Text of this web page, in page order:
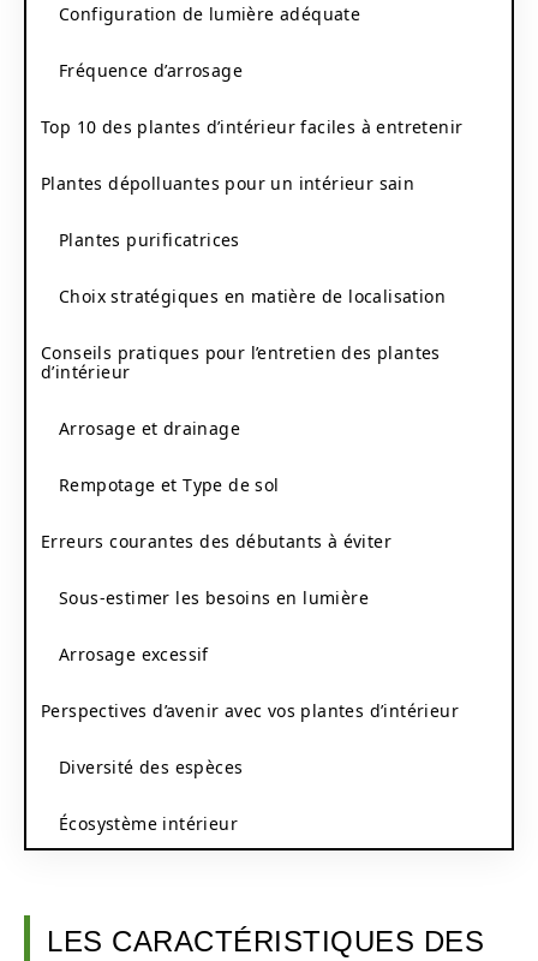
Configuration de lumière adéquate
Fréquence d’arrosage
Top 10 des plantes d’intérieur faciles à entretenir
Plantes dépolluantes pour un intérieur sain
Plantes purificatrices
Choix stratégiques en matière de localisation
Conseils pratiques pour l’entretien des plantes
d’intérieur
Arrosage et drainage
Rempotage et Type de sol
Erreurs courantes des débutants à éviter
Sous-estimer les besoins en lumière
Arrosage excessif
Perspectives d’avenir avec vos plantes d’intérieur
Diversité des espèces
Écosystème intérieur
LES CARACTÉRISTIQUES DES